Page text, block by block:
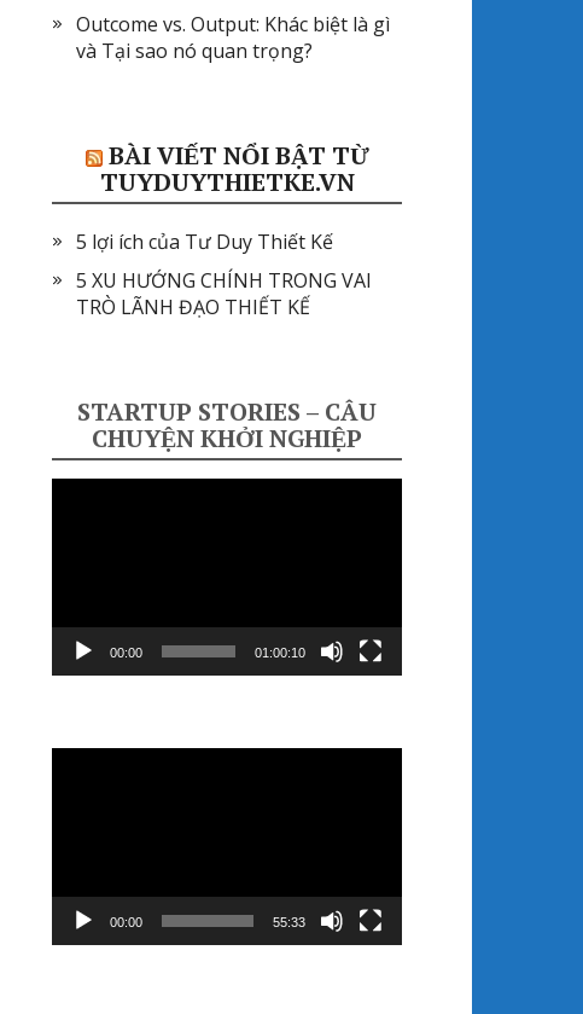
Outcome vs. Output: Khác biệt là gì
và Tại sao nó quan trọng?
BÀI VIẾT NỔI BẬT TỪ
TUYDUYTHIETKE.VN
5 lợi ích của Tư Duy Thiết Kế
5 XU HƯỚNG CHÍNH TRONG VAI
TRÒ LÃNH ĐẠO THIẾT KẾ
STARTUP STORIES – CÂU
CHUYỆN KHỞI NGHIỆP
00:00 01:00:10
00:00 55:33